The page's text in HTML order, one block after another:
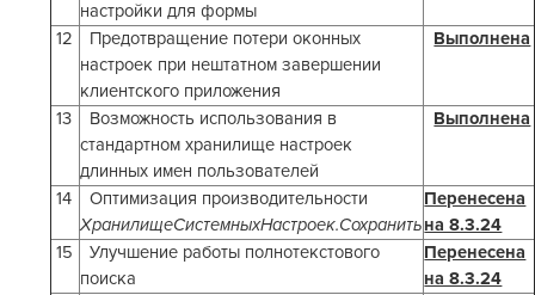
настройки для формы
12
Предотвращение потери оконных
настроек при нештатном завершении
клиентского приложения
Выполнена
13
Возможность использования в
стандартном хранилище настроек
длинных имен пользователей
Выполнена
14
Оптимизация производительности
ХранилищеСистемныхНастроек.Сохранить
Перенесена
на 8.3.24
15
Улучшение работы полнотекстового
поиска
Перенесена
на 8.3.24